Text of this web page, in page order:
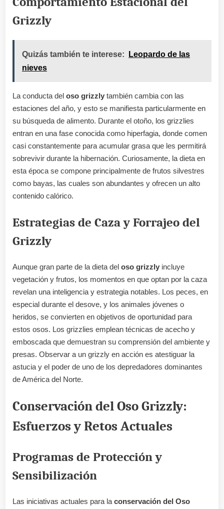
Grizzly
Quizás también te interese:
Leopardo de las
nieves
La conducta del oso grizzly también cambia con las
estaciones del año, y esto se manifiesta particularmente en
su búsqueda de alimento. Durante el otoño, los grizzlies
entran en una fase conocida como hiperfagia, donde comen
casi constantemente para acumular grasa que les permitirá
sobrevivir durante la hibernación. Curiosamente, la dieta en
esta época se compone principalmente de frutos silvestres
como bayas, las cuales son abundantes y ofrecen un alto
contenido calórico.
Estrategias de Caza y Forrajeo del
Grizzly
Aunque gran parte de la dieta del oso grizzly incluye
vegetación y frutos, los momentos en que optan por la caza
revelan una inteligencia y estrategia notables. Los peces, en
especial durante el desove, y los animales jóvenes o
heridos, se convierten en objetivos de oportunidad para
estos osos. Los grizzlies emplean técnicas de acecho y
emboscada que demuestran su comprensión del ambiente y
presas. Observar a un grizzly en acción es atestiguar la
astucia y el poder de uno de los depredadores dominantes
de América del Norte.
Conservación del Oso Grizzly:
Esfuerzos y Retos Actuales
Programas de Protección y
Sensibilización
Las iniciativas actuales para la conservación del Oso